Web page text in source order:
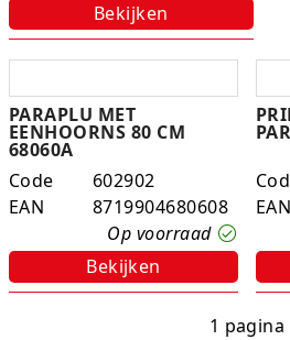
Bekijken
PARAPLU MET
EENHOORNS 80 CM
68060A
Code
602902
EAN
8719904680608
Op voorraad
Bekijken
EAN
1 pagina